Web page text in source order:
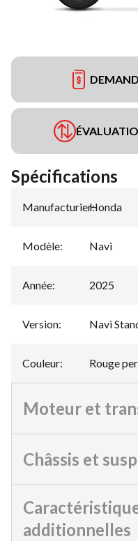
Spécifications
Manufacturier:
Honda
Modèle: Navi
Année: 2025
Version: Navi
Couleur: Rouge
Moteur et
Châssis et
additionnelles